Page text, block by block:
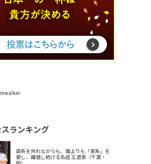
スランキング
直系を外れながらも、誰よりも「家系」を
愛し、躍進し続ける名店 王道家（千葉・